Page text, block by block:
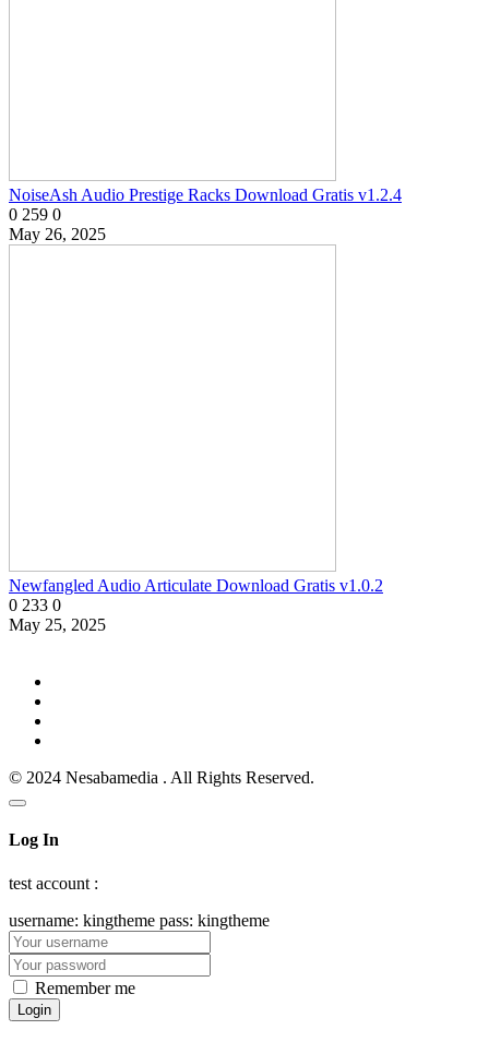
NoiseAsh Audio Prestige Racks Download Gratis v1.2.4
0 259 0
May 26, 2025
Newfangled Audio Articulate Download Gratis v1.0.2
0 233 0
May 25, 2025
© 2024 Nesabamedia . All Rights Reserved.
Log In
test account :
username: kingtheme pass: kingtheme
Remember me